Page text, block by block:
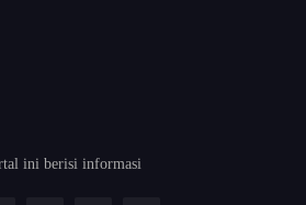
ini berisi informasi